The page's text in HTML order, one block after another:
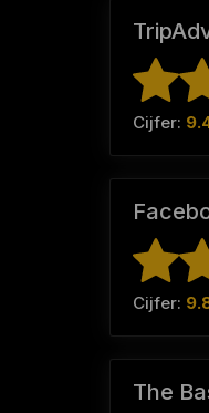
Cijfer:
Cijfer:
The